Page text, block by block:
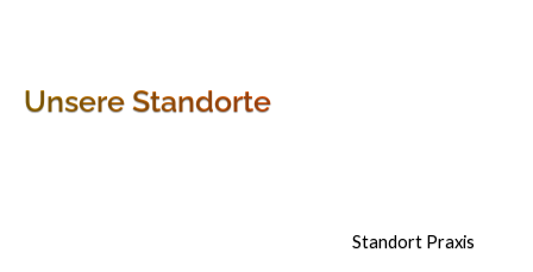
Unsere Standorte
Standort Praxis